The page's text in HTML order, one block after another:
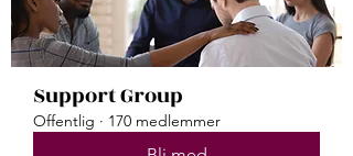
Support Group
Offentlig · 170 medlemmer